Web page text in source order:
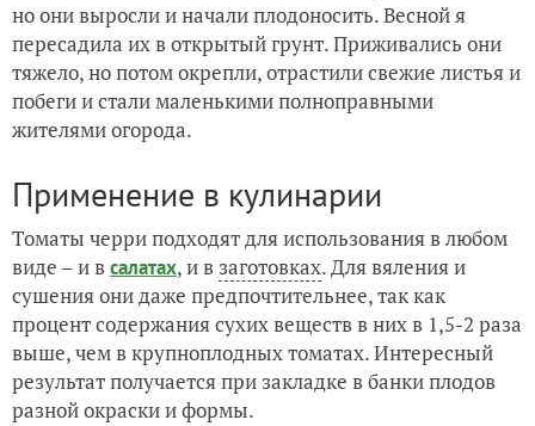
но они выросли и начали плодоносить. Весной я
пересадила их в открытый грунт. Приживались они
тяжело, но потом окрепли, отрастили свежие листья и
побеги и стали маленькими полноправными
жителями огорода.
Применение в кулинарии
Томаты черри подходят для использования в любом
виде – и всалатах, и в заготовках. Для вяления и
сушения они даже предпочтительнее, так как
процент содержания сухих веществ в них в 1,5-2 раза
выше, чем в крупноплодных томатах. Интересный
результат получается при закладке в банки плодов
разной окраски и формы.